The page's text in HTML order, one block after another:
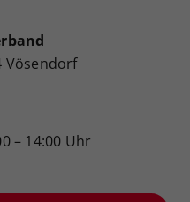
Vösendorf
– 14:00 Uhr